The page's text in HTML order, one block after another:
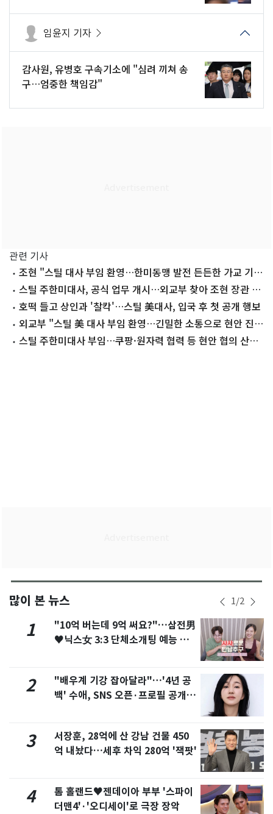
임윤지 기자
감사원, 유병호 구속기소에 "심려 끼쳐 송
구…엄중한 책임감"
관련 기사
조현 "스틸 대사 부임 환영…한미동맹 발전 든든한 가교 기
대"스틸 주한미대사, 공식 업무 개시…외교부 찾아 조현 장관 예
방 호떡 들고 상인과 '찰칵'…스틸 美대사, 입국 후 첫 공개 행보
외교부 "스틸 美 대사 부임 환영…긴밀한 소통으로 현안 진
전"스틸 주한미대사 부임…쿠팡·원자력 협력 등 현안 협의 산적
많이 본 뉴스 1/2
1
"10억 버는데 9억 써요?"…삼전男
♥닉스女 3:3 단체소개팅 예능 화
2
"배우계 기강 잡아달라"…'4년 공
백' 수애, SNS 오픈·프로필 공개
3
서장훈, 28억에 산 강남 건물 450
억 내놨다…세후 차익 280억 '잭팟'
4
톰 홀랜드♥젠데이아 부부 '스파이
더맨4'·'오디세이'로 극장 장악